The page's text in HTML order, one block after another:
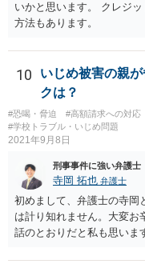
いかと思います。 クレジ
方法もあります。
10
いじめ被害の親
クは？
#恐喝・脅迫 #高額請求への対応
#学校トラブル・いじめ問題
2021年9月8日
刑事事件に強い弁護士
寺岡 拓也 弁護士
初めまして、弁護士の寺岡
は計り知れません。大変お
話のとおりだと私も思いま
う（相手が警察にどう話し